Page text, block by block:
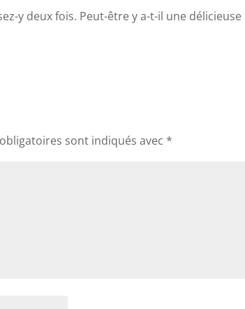
y deux fois. Peut-être y a-t-il une
sont indiqués avec *